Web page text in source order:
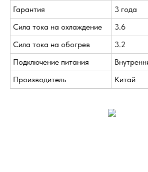
Гарантия
3 года
Сила тока на охлаждение
3.6
Сила тока на обогрев
3.2
Подключение питания
Производитель
Китай